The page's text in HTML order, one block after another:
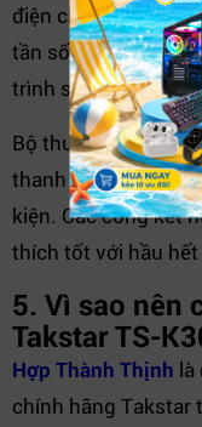
điện chống trầy
tần số, mức pin
trình sử dụng.
Bộ thu có kích
thanh hoặc mang
kiện. Các cổng kết
thích tốt với hầu
5. Vì sao nên
Takstar TS-
Hợp Thành Thịnh là
chính hãng Takstar